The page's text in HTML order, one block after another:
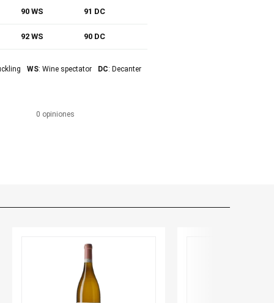
90 WS 91 DC
92 WS 90 DC
WS: Wine spectator DC: Decanter
0 opiniones